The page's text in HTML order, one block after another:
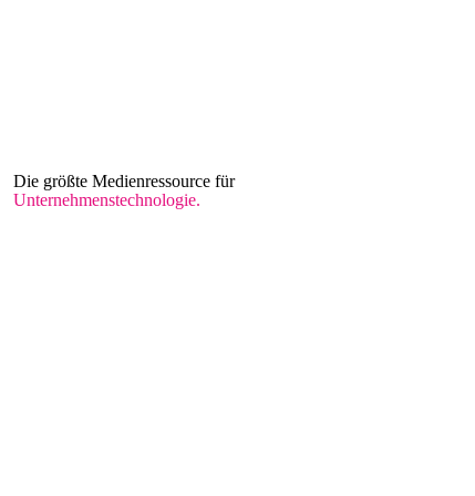
Die größte Medienressource für
Unternehmenstechnologie.